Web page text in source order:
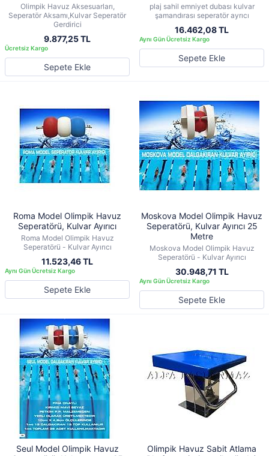
Olimpik Havuz Aksesuarları,
Seperatör Aksamı,Kulvar Seperatör
Gerdirici
9.877,25 TL
Sepete Ekle
plaj sahil emniyet dubası kulvar
şamandırası seperatör ayrıcı
16.462,08 TL
Sepete Ekle
Roma Model Olimpik Havuz
Seperatörü, Kulvar Ayırıcı
Roma Model Olimpik Havuz
Seperatörü - Kulvar Ayırıcı
11.523,46 TL
Sepete Ekle
Moskova Model Olimpik Havuz
Seperatörü, Kulvar Ayırıcı 25
Metre
Moskova Model Olimpik Havuz
Seperatörü - Kulvar Ayırıcı
30.948,71 TL
Sepete Ekle
Seul Model Olimpik Havuz
Olimpik Havuz Sabit Atlama